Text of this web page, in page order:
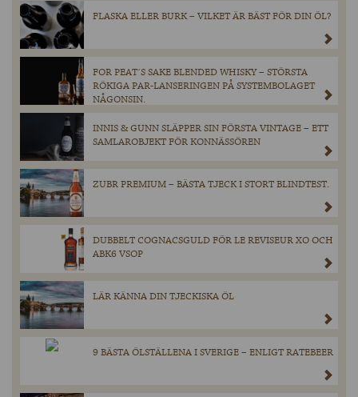
FLASKA ELLER BURK – VILKET ÄR BÄST FÖR DIN ÖL?
FOR PEAT´S SAKE BLENDED WHISKY – STÖRSTA
RÖKIGA PAR-LANSERINGEN PÅ SYSTEMBOLAGET
NÅGONSIN.
INNIS & GUNN SLÄPPER SIN FÖRSTA VINTAGE – ETT
SAMLAROBJEKT FÖR KONNÄSSÖREN
ZUBR PREMIUM – BÄSTA TJECK I STORT BLINDTEST.
DUBBELT COGNACSGULD FÖR LE REVISEUR XO OCH
ABK6 VSOP
LÄR KÄNNA DIN TJECKISKA ÖL
9 BÄSTA ÖLSTÄLLENA I SVERIGE – ENLIGT RATEBEER